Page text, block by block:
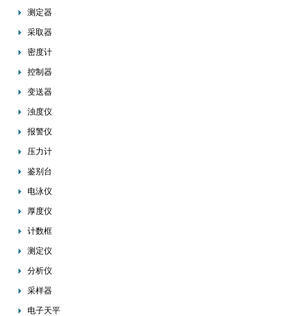
测定器
采取器
密度计
控制器
变送器
浊度仪
报警仪
压力计
鉴别台
电泳仪
厚度仪
计数框
测定仪
分析仪
采样器
电子天平